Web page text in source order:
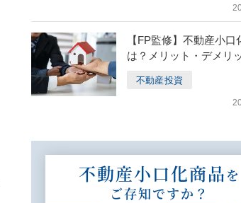
【FP監修】不動産小口
は？メリット・デメリ
不動産投資
不動産⼩⼝化商品を
ご存知ですか？